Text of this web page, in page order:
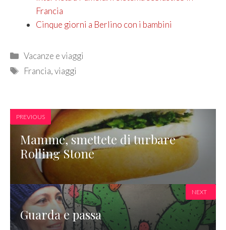
Francia
Cinque giorni a Berlino con i bambini
Categories
Vacanze e viaggi
Tags
Francia,viaggi
PREVIOUS
Mamme, smettete di turbare
Rolling Stone
Guarda e passa
NEXT